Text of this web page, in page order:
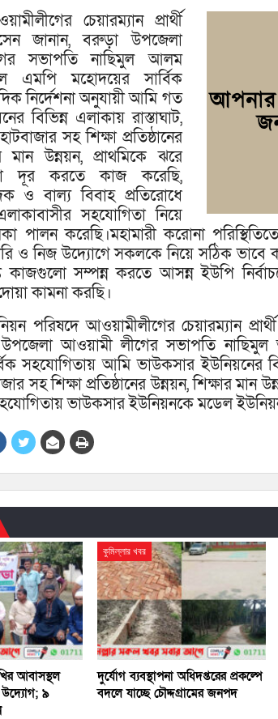
চেয়ারম্যান প্রার্থী
জানান, বরুড়া উপজেলা
সভাপতি নাছিমুল আলম
এমপি মহোদয়ের সার্বিক
নির্দেশনা অনুযায়ী আমি গত
বিভিন্ন এলাকায় রাস্তাঘাট,
সহ শিক্ষা প্রতিষ্ঠানের
মান উন্নয়ন, প্রাথমিকে ঝরে
দূর করতে কাজ করেছি,
ও বাল্য বিবাহ প্রতিরোধে
সহযোগিতা নিয়ে
পালন করেছি।মহামারী করোনা
ও নিজ উদ্যোগে সকলকে নিয়ে সঠিক ভাবে
সম্পন্ন করতে আসন্ন ইউপি
কামনা করছি।
পরিষদে আওয়ামীলীগের চেয়ারম্যান
আওয়ামী লীগের সভাপতি
সহযোগিতায় আমি ভাউকসার ইউনিয়নের
সহ শিক্ষা প্রতিষ্ঠানের উন্নয়ন, শিক্ষার মান
ভাউকসার ইউনিয়নকে মডেল
আবাসস্থল
উদ্যোগ; ৯
কুমিল্লার খবর
দুর্যোগ ব্যবস্থাপনা অধিদপ্তরের প্রকল্পে
বদলে যাচ্ছে চৌদ্দগ্রামের জনপদ